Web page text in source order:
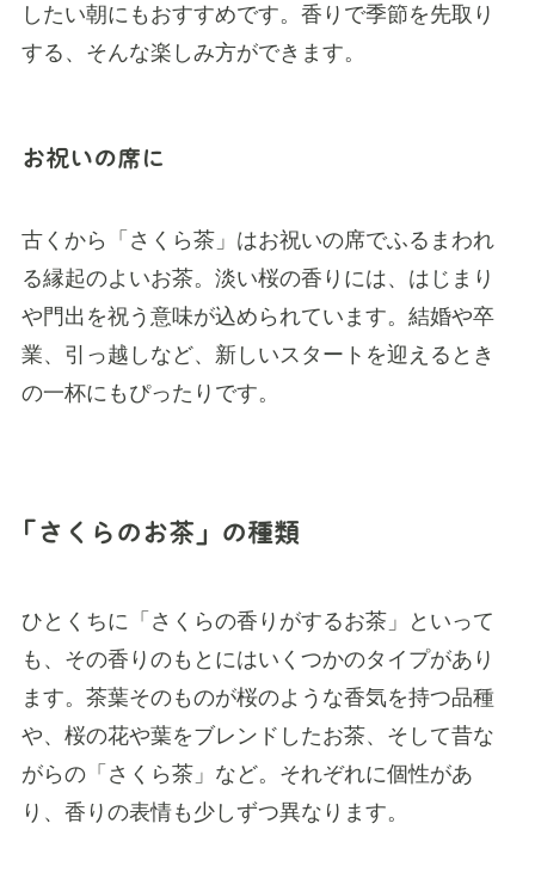
したい朝にもおすすめです。香りで季節を先取り
する、そんな楽しみ方ができます。
お祝いの席に
古くから「さくら茶」はお祝いの席でふるまわれ
る縁起のよいお茶。淡い桜の香りには、はじまり
や門出を祝う意味が込められています。結婚や卒
業、引っ越しなど、新しいスタートを迎えるとき
の一杯にもぴったりです。
「さくらのお茶」の種類
ひとくちに「さくらの香りがするお茶」といって
も、その香りのもとにはいくつかのタイプがあり
ます。茶葉そのものが桜のような香気を持つ品種
や、桜の花や葉をブレンドしたお茶、そして昔な
がらの「さくら茶」など。それぞれに個性があ
り、香りの表情も少しずつ異なります。